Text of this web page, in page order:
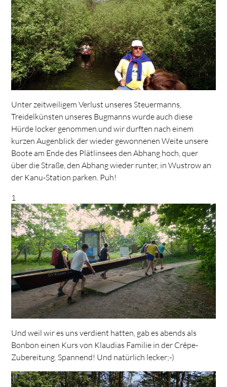
Unter zeitweiligem Verlust unseres Steuermanns,
Treidelkünsten unseres Bugmanns wurde auch diese
Hürde locker genommen.und wir durften nach einem
kurzen Augenblick der wieder gewonnenen Weite unsere
Boote am Ende des Plätlinsees den Abhang hoch, quer
über die Straße, den Abhang wieder runter, in Wustrow an
der Kanu-Station parken. Puh!
1
Und weil wir es uns verdient hatten, gab es abends als
Bonbon einen Kurs von Klaudias Familie in der Crêpe-
Zubereitung. Spannend! Und natürlich lecker;-)